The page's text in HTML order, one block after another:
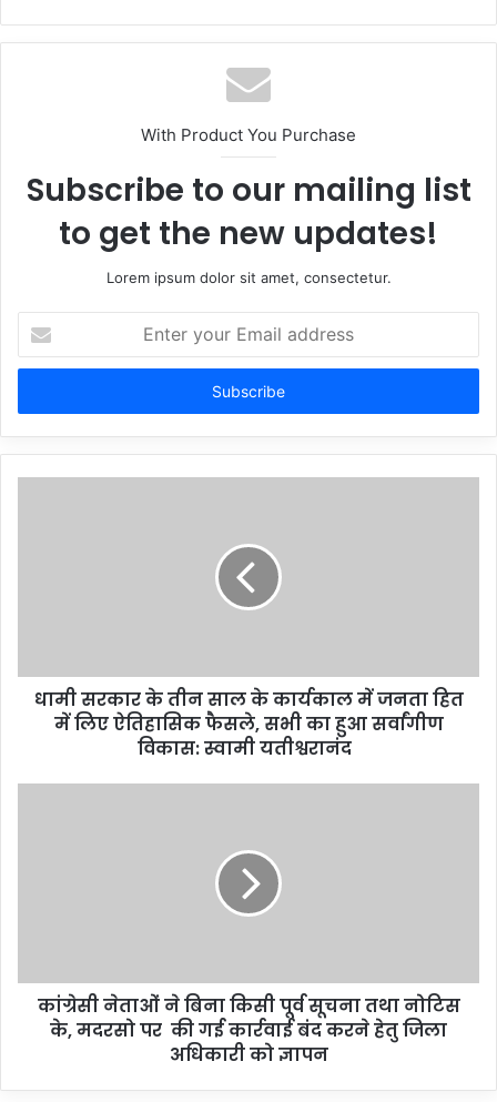
With Product You Purchase
Subscribe to our mailing list
to get the new updates!
Lorem ipsum dolor sit amet, consectetur.
your
Email
धामी सरकार के तीन साल के कार्यकाल में जनता हित
में लिए ऐतिहासिक फैसले, सभी का हुआ सर्वांगीण
विकास: स्वामी यतीश्वरानंद
कांग्रेसी नेताओं ने बिना किसी पूर्व सूचना तथा नोटिस
के, मदरसो पर की गई कार्रवाई बंद करने हेतु जिला
अधिकारी को ज्ञापन